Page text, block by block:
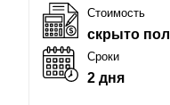
Стоимость
скрыто
Сроки
2 дня